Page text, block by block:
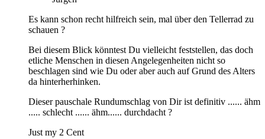
Es kann schon recht hilfreich sein, mal über den Tellerrad zu
schauen ?
Bei diesem Blick könntest Du vielleicht feststellen, das doch
etliche Menschen in diesen Angelegenheiten nicht so
beschlagen sind wie Du oder aber auch auf Grund des Alters
da hinterherhinken.
Dieser pauschale Rundumschlag von Dir ist definitiv ...... ähm
..... schlecht ...... ähm...... durchdacht ?
Just my 2 Cent